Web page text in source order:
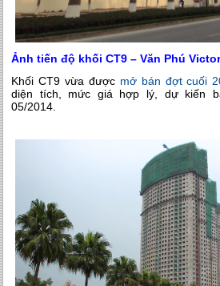
Ảnh tiến độ khối CT9 – Văn Phú
Khối CT9 vừa được mở bán đợt cuối
diện tích, mức giá hợp lý, dự kiến
05/2014.